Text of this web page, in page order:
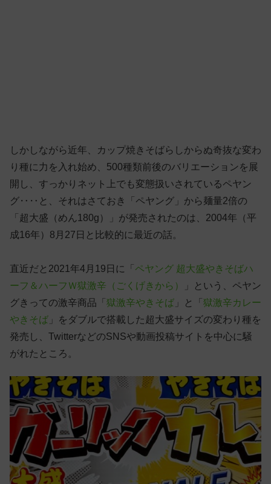
しかしながら近年、カップ焼きそばらしからぬ奇抜な変わ
り種に力を入れ始め、500種類前後のバリエーションを展
開し、すっかりネット上でも変態扱いされているペヤン
グ‥‥と、それはさておき「ペヤング」から麺量2倍の
「超大盛（めん180g）」が発売されたのは、2004年（平
成16年）8月27日と比較的に最近の話。
直近だと2021年4月19日に「 ペヤング 超大盛やきそばハ
ーフ＆ハーフＷ獄激辛（ごくげきから）
」という、ペヤン
グきっての激辛商品「 獄激辛やきそば 」と「 獄激辛カレー
やきそば 」をダブルで搭載した超大盛サイズの変わり種を
発売し、TwitterなどのSNSや動画投稿サイトを中心に騒
がれたところ。